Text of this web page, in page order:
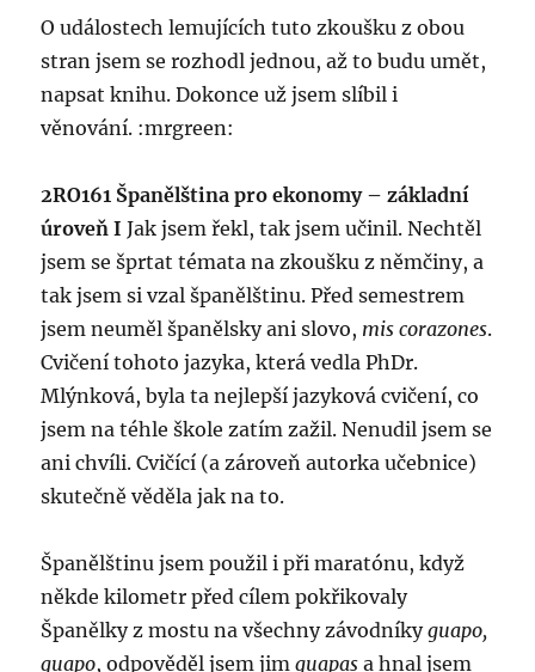
O událostech lemujících tuto zkoušku z obou
stran jsem se rozhodl jednou, až to budu umět,
napsat knihu. Dokonce už jsem slíbil i
věnování. :mrgreen:
2RO161 Španělština pro ekonomy – základní
úroveň I Jak jsem řekl, tak jsem učinil. Nechtěl
jsem se šprtat témata na zkoušku z němčiny, a
tak jsem si vzal španělštinu. Před semestrem
jsem neuměl španělsky ani slovo, mis corazones.
Cvičení tohoto jazyka, která vedla PhDr.
Mlýnková, byla ta nejlepší jazyková cvičení, co
jsem na téhle škole zatím zažil. Nenudil jsem se
ani chvíli. Cvičící (a zároveň autorka učebnice)
skutečně věděla jak na to.
Španělštinu jsem použil i při maratónu, když
někde kilometr před cílem pokřikovaly
Španělky z mostu na všechny závodníkyguapo,
guapo, odpověděl jsem jimguapas a hnal jsem